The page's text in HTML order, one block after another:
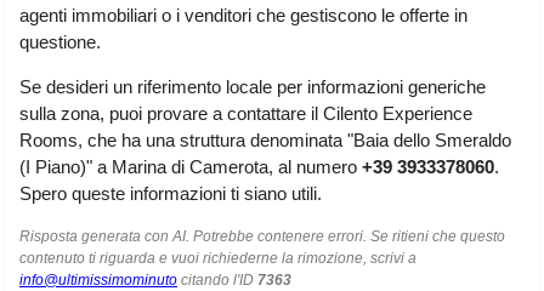
agenti immobiliari o i venditori che gestiscono le offerte in
questione.
Se desideri un riferimento locale per informazioni generiche
sulla zona, puoi provare a contattare il Cilento Experience
Rooms, che ha una struttura denominata "Baia dello Smeraldo
(I Piano)" a Marina di Camerota, al numero +39 3933378060.
Spero queste informazioni ti siano utili.
Risposta generata con AI. Potrebbe contenere errori. Se ritieni che questo
contenuto ti riguarda e vuoi richiederne la rimozione, scrivi a
info@ultimissimominuto citando l'ID 7363
Piemonte(117)
Sardegna (456)
Sicilia(824)
Toscana(450)
Trentino - Alto Adige
(139)